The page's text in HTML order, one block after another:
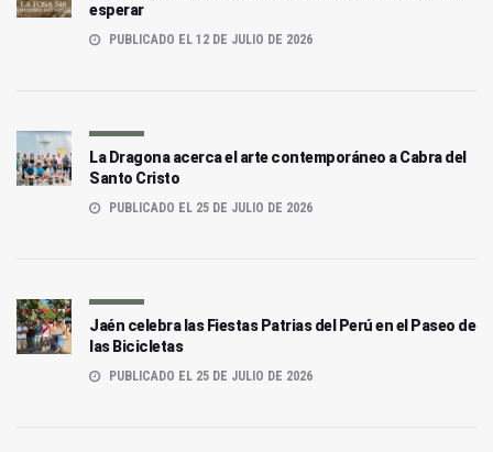
esperar
PUBLICADO EL 12 DE JULIO DE 2026
La Dragona acerca el arte contemporáneo a Cabra del
Santo Cristo
PUBLICADO EL 25 DE JULIO DE 2026
Jaén celebra las Fiestas Patrias del Perú en el Paseo de
las Bicicletas
PUBLICADO EL 25 DE JULIO DE 2026